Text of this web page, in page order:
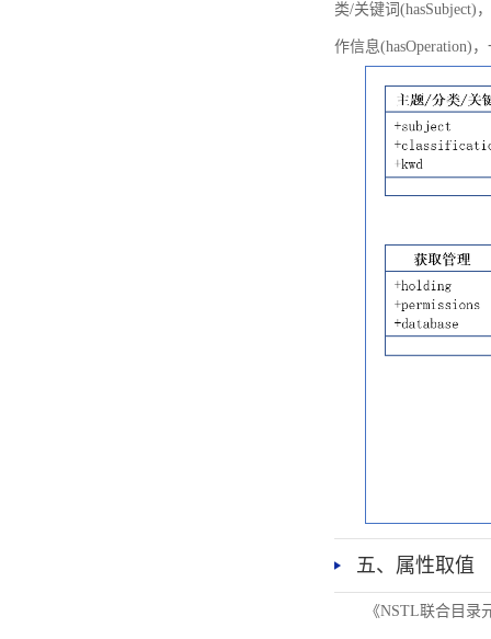
类/关键词(hasSubject)
作信息(hasOperation)
五、属性取值
《NSTL联合目